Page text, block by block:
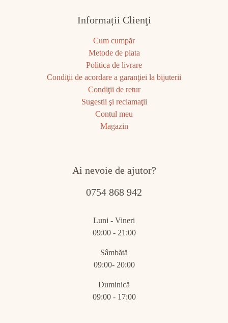
Informații Clienţi
Cum cumpăr
Metode de plata
Politica de livrare
Condiţii de acordare a garanţiei la bijuterii
Condiţii de retur
Sugestii şi reclamaţii
Contul meu
Magazin
Ai nevoie de ajutor?
0754 868 942
Luni - Vineri
09:00 - 21:00
Sâmbătă
09:00- 20:00
Duminică
09:00 - 17:00